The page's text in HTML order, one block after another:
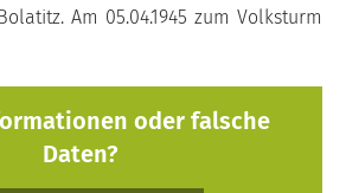
Am 05.04.1945 zum Volksturm
oder falsche
Daten?